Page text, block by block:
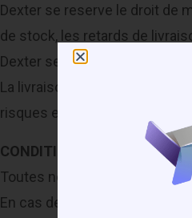
Dexter se reserve le droit de
de stock, les retards de
Dexter se reserve le droit de
La livraison est effectuée
risques et périls du
CONDITIONS DE
Toutes nos factures sont
En cas de non respect de